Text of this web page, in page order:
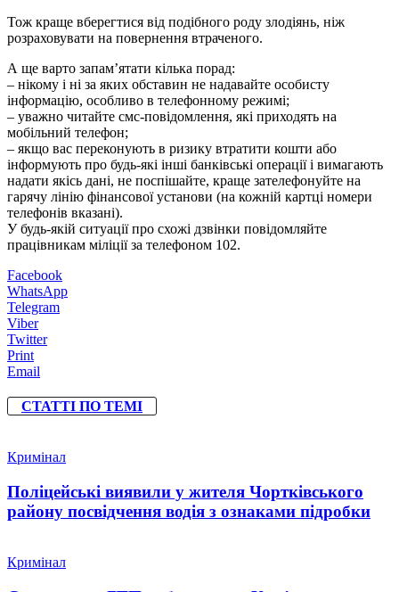
Тож краще вберегтися від подібного роду злодіянь, ніж
розраховувати на повернення втраченого.
А ще варто запам’ятати кілька порад:
– нікому і ні за яких обставин не надавайте особисту
інформацію, особливо в телефонному режимі;
– уважно читайте смс-повідомлення, які приходять на
мобільний телефон;
– якщо вас переконують в ризику втратити кошти або
інформують про будь-які інші банківські операції і вимагають
надати якісь дані, не поспішайте, краще зателефонуйте на
гарячу лінію фінансової установи (на кожній картці номери
телефонів вказані).
У будь-якій ситуації про схожі дзвінки повідомляйте
працівникам міліції за телефоном 102.
Facebook
WhatsApp
Telegram
Viber
Twitter
Print
Email
СТАТТІ ПО ТЕМІ
Кримінал
Поліцейські виявили у жителя Чортківського
району посвідчення водія з ознаками підробки
Кримінал